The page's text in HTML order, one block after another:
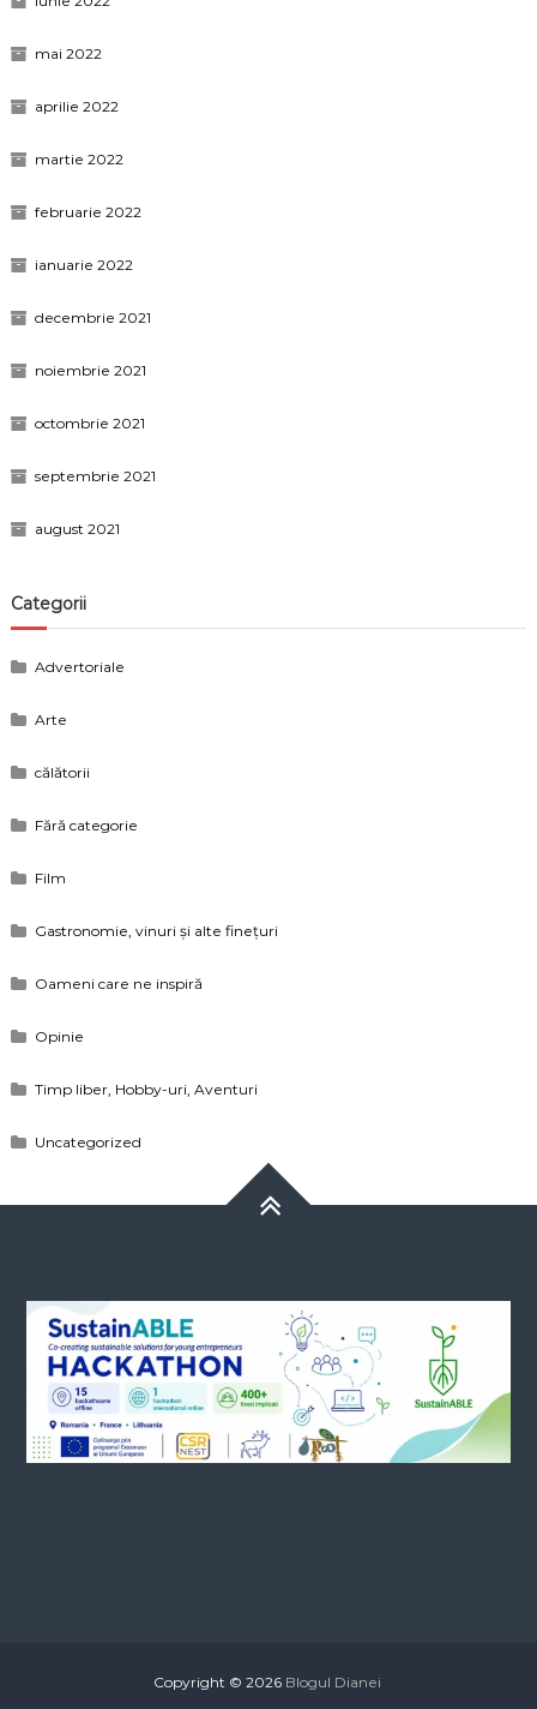
mai 2022
aprilie 2022
martie 2022
februarie 2022
ianuarie 2022
decembrie 2021
noiembrie 2021
octombrie 2021
septembrie 2021
august 2021
Categorii
Advertoriale
Arte
călătorii
Fără categorie
Film
Gastronomie, vinuri și alte finețuri
Oameni care ne inspiră
Opinie
Timp liber, Hobby-uri, Aventuri
Uncategorized
Copyright © 2026 Blogul Dianei